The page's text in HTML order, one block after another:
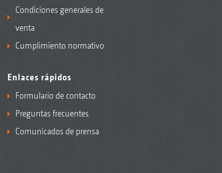
Condiciones generales de
venta
Cumplimiento normativo
Enlaces rápidos
Formulario de contacto
Preguntas frecuentes
Comunicados de prensa